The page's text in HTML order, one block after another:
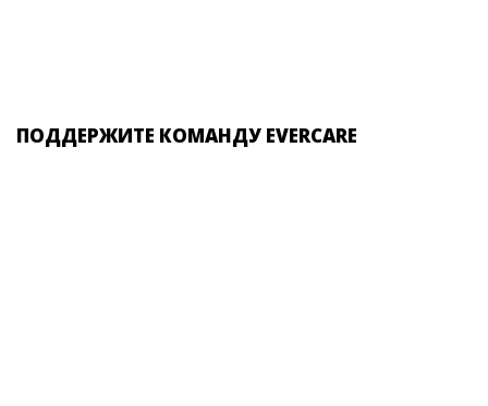
ПОДДЕРЖИТЕ КОМАНДУ EVERCARE